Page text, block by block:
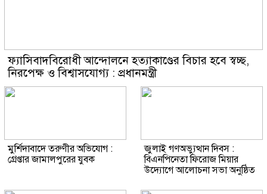
ফ্যাসিবাদবিরোধী আন্দোলনে হত্যাকাণ্ডের বিচার হবে স্বচ্ছ,
নিরপেক্ষ ও বিশ্বাসযোগ্য : প্রধানমন্ত্রী
মুর্শিদাবাদে তরুণীর অভিযোগ :
গ্রেপ্তার জামালপুরের যুবক
জুলাই গণঅভ্যুত্থান দিবস :
বিএনপিনেতা ফিরোজ মিয়ার
উদ্যোগে আলোচনা সভা অনুষ্ঠিত